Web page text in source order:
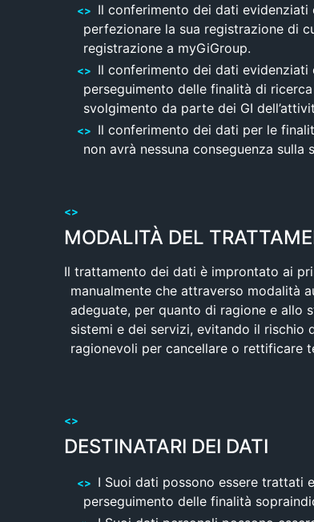
Il conferimento dei dati evidenziati
perfezionare la sua registrazione di
registrazione a myGiGroup.
Il conferimento dei dati
perseguimento delle finalità di
svolgimento da parte dei GI
Il conferimento dei dati per le
non avrà nessuna conseguenza
MODALITÀ DEL
Il trattamento dei dati è improntato ai
manualmente che attraverso modalità
adeguate, per quanto di ragione e allo
sistemi e dei servizi, evitando il rischio
ragionevoli per cancellare o rettificare
DESTINATARI DEI DATI
I Suoi dati possono essere trattati
perseguimento delle finalità